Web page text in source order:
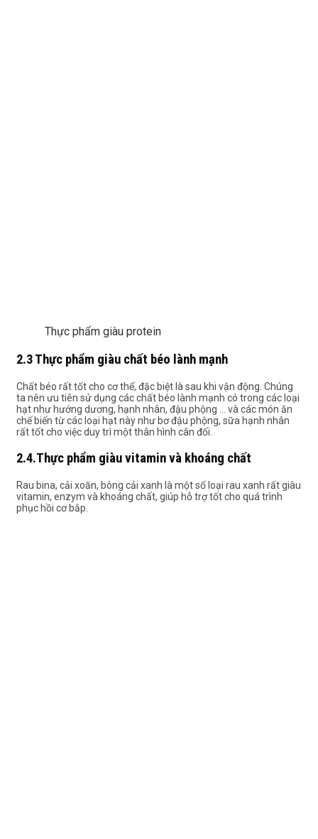
Thực phẩm giàu protein
2.3 Thực phẩm giàu chất béo lành mạnh
Chất béo rất tốt cho cơ thể, đặc biệt là sau khi vận động. Chúng
ta nên ưu tiên sử dụng các chất béo lành mạnh có trong các loại
hạt như hướng dương, hạnh nhân, đậu phộng … và các món ăn
chế biến từ các loại hạt này như bơ đậu phộng, sữa hạnh nhân
rất tốt cho việc duy trì một thân hình cân đối.
2.4.Thực phẩm giàu vitamin và khoáng chất
Rau bina, cải xoăn, bông cải xanh là một số loại rau xanh rất giàu
vitamin, enzym và khoáng chất, giúp hỗ trợ tốt cho quá trình
phục hồi cơ bắp.